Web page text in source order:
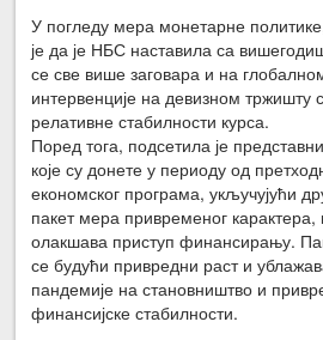
У погледу мера монетарне
је да је НБС наставила са
се све више заговара и на
интервенције на девизном
релативне стабилности курса.
Поред тога, подсетила је
које су донете у периоду од
економског програма, укључујући
пакет мера привременог
олакшава приступ финансирању.
се будући привредни раст и
пандемије на становништво и
финансијске стабилности.